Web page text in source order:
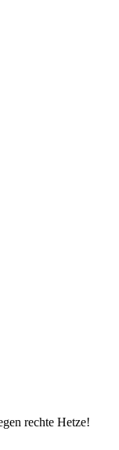
rechte Hetze!